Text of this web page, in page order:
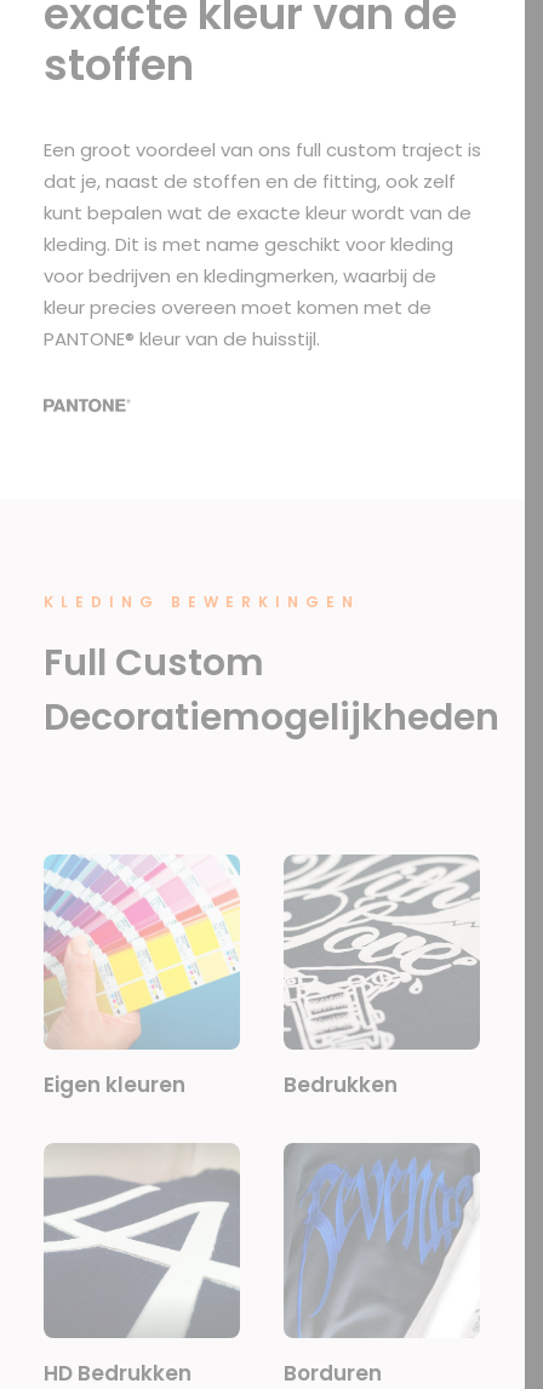
exacte kleur van de
stoffen
Een groot voordeel van ons full custom traject is
dat je, naast de stoffen en de fitting, ook zelf
kunt bepalen wat de exacte kleur wordt van de
kleding. Dit is met name geschikt voorkleding
voor bedrijven en kledingmerken, waarbij de
kleur precies overeen moet komen met de
PANTONE® kleur van de huisstijl.
KLEDING BEWERKINGEN
Full Custom
Decoratiemogelijkheden
Eigen kleuren Bedrukken
HD Bedrukken Borduren